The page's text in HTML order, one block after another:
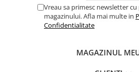
Vreau sa primesc newsletter
magazinului. Afla mai multe in
Confidentialitate
MAGAZINUL